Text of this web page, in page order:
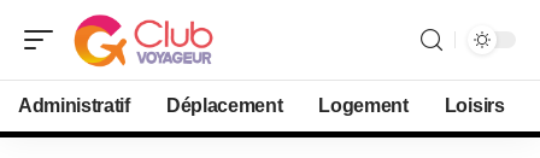
Administratif Déplacement Logement Loisirs